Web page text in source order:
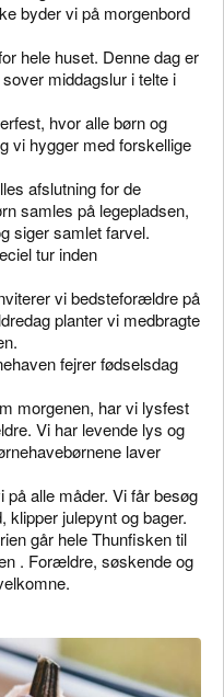
byder vi på morgenbord
hele huset. Denne dag er
middagslur i telte i
hvor alle børn og
vi hygger med forskellige
afslutning for de
samles på legepladsen,
siger samlet farvel.
tur inden
vi bedsteforældre på
planter vi medbragte
fejrer fødselsdag
morgenen, har vi lysfest
Vi har levende lys og
laver
alle måder. Vi får besøg
klipper julepynt og bager.
går hele Thunfisken til
. Forældre, søskende og